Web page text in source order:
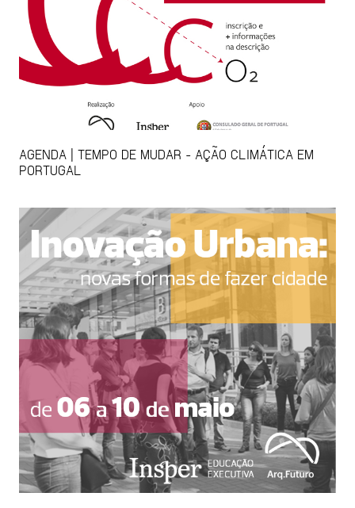
AGENDA | TEMPO DE MUDAR - AÇÃO CLIMÁTICA EM
PORTUGAL